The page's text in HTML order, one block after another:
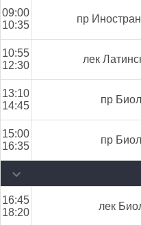
09:00
10:35
пр
10:55
12:30
лек
13:10
14:45
пр
15:00
16:35
пр
16:45
18:20
лек